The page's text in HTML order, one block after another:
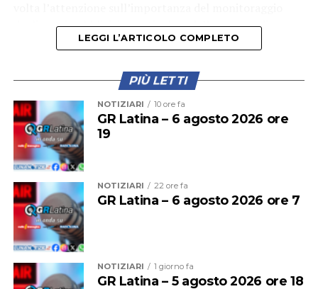
degli spazi pubblici, in particolare delle aree verdi
frequentate quotidianamente da famiglie e bambini.
LEGGI L’ARTICOLO COMPLETO
PIÙ LETTI
NOTIZIARI 10 ore fa
GR Latina – 6 agosto 2026 ore
19
NOTIZIARI 22 ore fa
GR Latina – 6 agosto 2026 ore 7
NOTIZIARI 1 giorno fa
GR Latina – 5 agosto 2026 ore 18